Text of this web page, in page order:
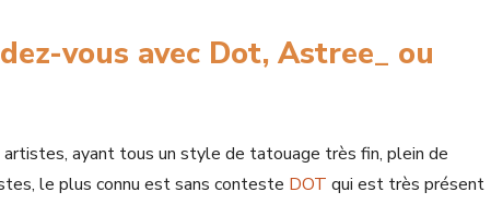
vous avec Dot, Astree_ ou
ayant tous un style de tatouage très fin, plein de
le plus connu est sans conteste DOT qui est très présent